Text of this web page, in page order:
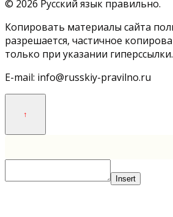
© 2026 Русский язык правильно.
Копировать материалы сайта
разрешается, частичное
только при указании гиперссылки.
E-mail: info@russkiy-pravilno.ru
Insert